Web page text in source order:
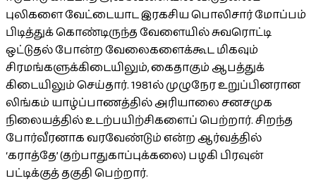
புலிகளை வேட்டையாட இரகசிய பொலிசார் மோப்பம்
பிடித்துக் கொண்டிருந்த வேளையில் சுவரொட்டி
ஒட்டுதல் போன்ற வேலைகளைக்கூட மிகவும்
சிரமங்களுக்கிடையிலும், கைதாகும் ஆபத்துக்
கிடையிலும் செய்தார். 1981ல் முழுநேர உறுப்பினரான
லிங்கம் யாழ்ப்பாணத்தில் அரியாலை சனசமுக
நிலையத்தில் உடற்பயிற்சிகளைப் பெற்றார். சிறந்த
போர்வீரனாக வரவேண்டும் என்ற ஆர்வத்தில்
‘கராத்தே’ (தற்பாதுகாப்புக்கலை) பழகி பிரவுன்
பட்டிக்குத் தகுதி பெற்றார்.